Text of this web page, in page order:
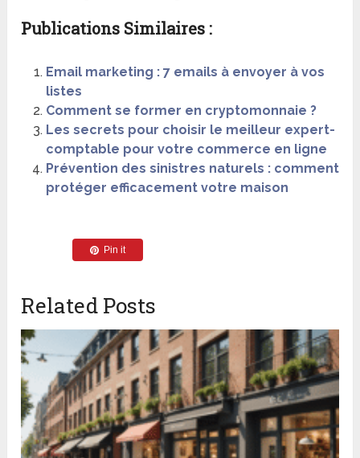
Publications Similaires :
Email marketing : 7 emails à envoyer à vos
listes
Comment se former en cryptomonnaie ?
Les secrets pour choisir le meilleur expert-
comptable pour votre commerce en ligne
Prévention des sinistres naturels : comment
protéger efficacement votre maison
Pin it
Related Posts